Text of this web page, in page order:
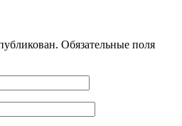
Обязательные поля